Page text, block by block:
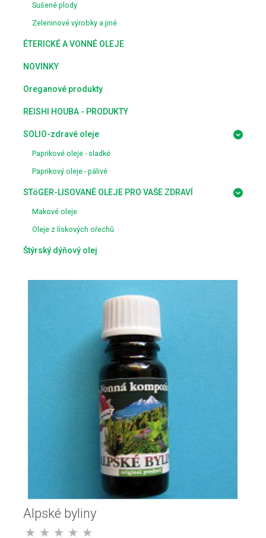
Sušené plody
Zeleninové výrobky a jiné
ÉTERICKÉ A VONNÉ OLEJE
NOVINKY
Oreganové produkty
REISHI HOUBA - PRODUKTY
SOLIO-zdravé oleje
Paprikové oleje - sladké
Paprikový oleje - pálivé
STöGER-LISOVANÉ OLEJE PRO VAŠE ZDRAVÍ
Makové oleje
Oleje z lískových ořechů
Štýrský dýňový olej
Alpské byliny